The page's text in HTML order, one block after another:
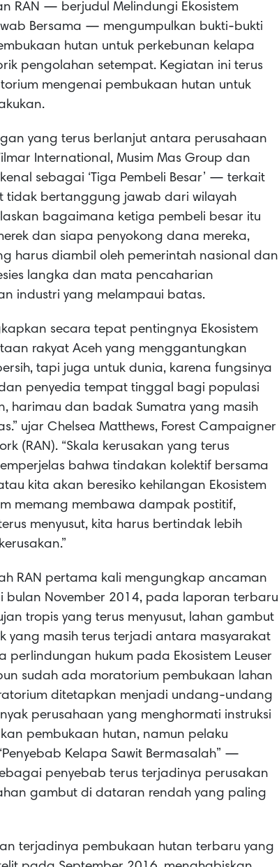
RAN — berjudul Melindungi Ekosistem
Bersama — mengumpulkan bukti-bukti
hutan untuk perkebunan kelapa
pengolahan setempat. Kegiatan ini terus
mengenai pembukaan hutan untuk
yang terus berlanjut antara perusahaan
International, Musim Mas Group dan
sebagai ‘Tiga Pembeli Besar’ — terkait
tidak bertanggung jawab dari wilayah
bagaimana ketiga pembeli besar itu
dan siapa penyokong dana mereka,
harus diambil oleh pemerintah nasional dan
langka dan mata pencaharian
industri yang melampaui batas.
secara tepat pentingnya Ekosistem
rakyat Aceh yang menggantungkan
tapi juga untuk dunia, karena fungsinya
penyedia tempat tinggal bagi populasi
harimau dan badak Sumatra yang masih
ujar Chelsea Matthews, Forest Campaigner
(RAN). “Skala kerusakan yang terus
bahwa tindakan kolektif bersama
kita akan beresiko kehilangan Ekosistem
memang membawa dampak postitif,
menyusut, kita harus bertindak lebih
RAN pertama kali mengungkap ancaman
bulan November 2014, pada laporan terbaru
tropis yang terus menyusut, lahan gambut
yang masih terus terjadi antara masyarakat
hukum pada Ekosistem Leuser
sudah ada moratorium pembukaan lahan
ditetapkan menjadi undang-undang
perusahaan yang menghormati instruksi
pembukaan hutan, namun pelaku
Kelapa Sawit Bermasalah” —
penyebab terus terjadinya perusakan
gambut di dataran rendah yang paling
terjadinya pembukaan hutan terbaru yang